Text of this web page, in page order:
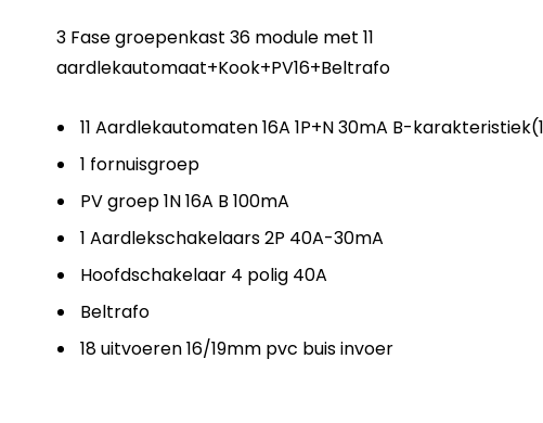
3 Fase groepenkast 36 module met 11
aardlekautomaat+Kook+PV16+Beltrafo
11 Aardlekautomaten 16A 1P+N 30mA B-
1 fornuisgroep
PV groep 1N 16A B 100mA
1 Aardlekschakelaars 2P 40A-30mA
Hoofdschakelaar 4 polig 40A
Beltrafo
18 uitvoeren 16/19mm pvc buis invoer